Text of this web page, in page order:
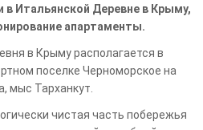
Итальянской Деревне в Крыму,
апартаменты.
в Крыму располагается в
поселке Черноморское на
мыс Тарханкут.
чистая часть побережья